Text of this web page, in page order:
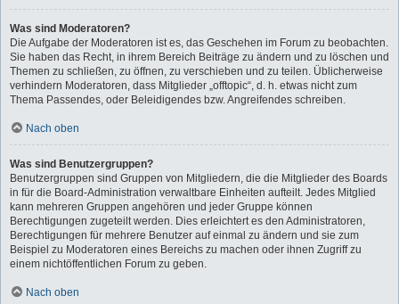
Was sind Moderatoren?
Die Aufgabe der Moderatoren ist es, das Geschehen im Forum zu beobachten.
Sie haben das Recht, in ihrem Bereich Beiträge zu ändern und zu löschen und
Themen zu schließen, zu öffnen, zu verschieben und zu teilen. Üblicherweise
verhindern Moderatoren, dass Mitglieder „offtopic“, d. h. etwas nicht zum
Thema Passendes, oder Beleidigendes bzw. Angreifendes schreiben.
Nach oben
Was sind Benutzergruppen?
Benutzergruppen sind Gruppen von Mitgliedern, die die Mitglieder des Boards
in für die Board-Administration verwaltbare Einheiten aufteilt. Jedes Mitglied
kann mehreren Gruppen angehören und jeder Gruppe können
Berechtigungen zugeteilt werden. Dies erleichtert es den Administratoren,
Berechtigungen für mehrere Benutzer auf einmal zu ändern und sie zum
Beispiel zu Moderatoren eines Bereichs zu machen oder ihnen Zugriff zu
einem nichtöffentlichen Forum zu geben.
Nach oben